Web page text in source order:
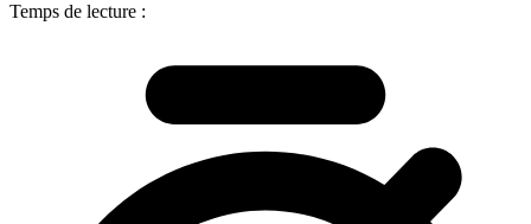
Temps de lecture :